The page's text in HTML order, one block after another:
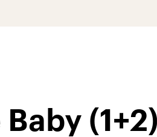
(1+2)